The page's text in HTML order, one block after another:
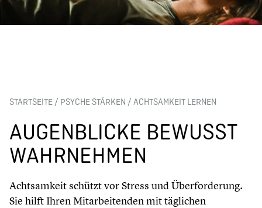
STARTSEITE / PSYCHE STÄRKEN / ACHTSAMKEIT LERNEN
AUGENBLICKE BEWUSST
WAHRNEHMEN
Achtsamkeit schützt vor Stress und Überforderung.
Sie hilft Ihren Mitarbeitenden mit täglichen